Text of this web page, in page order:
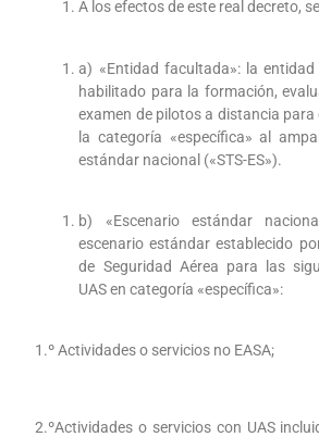
A los efectos de este real decreto,
a) «Entidad facultada»: la
habilitado para la formación,
examen de pilotos a distancia para
la categoría «específica» al
estándar nacional («STS-ES»).
b) «Escenario estándar
escenario estándar establecido
de Seguridad Aérea para las
UAS en categoría «específica»:
1.º Actividades o servicios no EASA;
2.ºActividades o servicios con UAS